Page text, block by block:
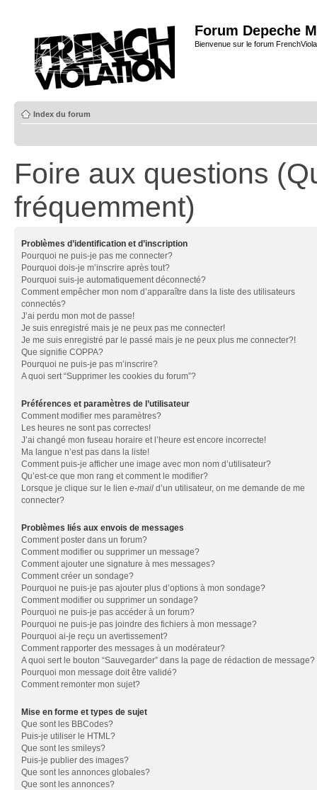
Forum Depeche
Bienvenue sur le forum
Index du forum
Foire aux questions
fréquemment)
Problèmes d’identification et d’inscription
Pourquoi ne puis-je pas me connecter?
Pourquoi dois-je m’inscrire après tout?
Pourquoi suis-je automatiquement déconnecté?
Comment empêcher mon nom d’apparaître dans la liste des utilisateurs
connectés?
J’ai perdu mon mot de passe!
Je suis enregistré mais je ne peux pas me connecter!
Je me suis enregistré par le passé mais je ne peux plus me connecter?!
Que signifie COPPA?
Pourquoi ne puis-je pas m’inscrire?
A quoi sert “Supprimer les cookies du forum”?
Préférences et paramètres de l’utilisateur
Comment modifier mes paramètres?
Les heures ne sont pas correctes!
J’ai changé mon fuseau horaire et l’heure est encore incorrecte!
Ma langue n’est pas dans la liste!
Comment puis-je afficher une image avec mon nom d’utilisateur?
Qu’est-ce que mon rang et comment le modifier?
Lorsque je clique sur le lien e-mail d’un utilisateur, on me demande de me
connecter?
Problèmes liés aux envois de messages
Comment poster dans un forum?
Comment modifier ou supprimer un message?
Comment ajouter une signature à mes messages?
Comment créer un sondage?
Pourquoi ne puis-je pas ajouter plus d’options à mon sondage?
Comment modifier ou supprimer un sondage?
Pourquoi ne puis-je pas accéder à un forum?
Pourquoi ne puis-je pas joindre des fichiers à mon message?
Pourquoi ai-je reçu un avertissement?
Comment rapporter des messages à un modérateur?
A quoi sert le bouton “Sauvegarder” dans la page de rédaction de message?
Pourquoi mon message doit être validé?
Comment remonter mon sujet?
Mise en forme et types de sujet
Que sont les BBCodes?
Puis-je utiliser le HTML?
Que sont les smileys?
Puis-je publier des images?
Que sont les annonces globales?
Que sont les annonces?